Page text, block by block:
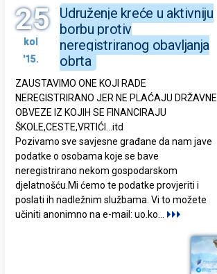
25
kol
'15.
Udruženje kreće u aktivniju
borbu protiv
neregistriranog obavljanja
obrta
ZAUSTAVIMO ONE KOJI RADE
NEREGISTRIRANO JER NE PLAĆAJU DRŽAVNE
OBVEZE IZ KOJIH SE FINANCIRAJU
ŠKOLE,CESTE,VRTIĆI...itd
Pozivamo sve savjesne građane da nam jave
podatke o osobama koje se bave
neregistrirano nekom gospodarskom
djelatnošću.Mi ćemo te podatke provjeriti i
poslati ih nadležnim službama. Vi to možete
učiniti anonimno na e-mail: uo.ko